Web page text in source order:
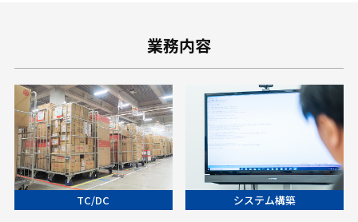
業務内容
TC/DC システム構築